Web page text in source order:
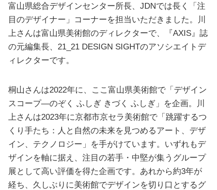
富山県総合デザインセンター所長、JDNでは長く「注
目のデザイナー」コーナーを担当いただきました。川
上さんは富山県美術館のディレクターで、『AXIS』誌
の元編集長、21_21 DESIGN SIGHTのアソシエイトデ
ィレクターです。
桐山さんは2022年に、ここ富山県美術館で「デザイン
スコープ―のぞく ふしぎ きづく ふしぎ」を企画。川
上さんは2023年に京都市京セラ美術館で「跳躍するつ
くり手たち：人と自然の未来を見つめるアート、デザ
イン、テクノロジー」を手がけています。いずれもデ
ザインを軸に据え、注目の若手・中堅が集うグループ
展として高い評価を得た企画です。あれから約3年が
経ち、久しぶりに美術館でデザインを切り口とするグ